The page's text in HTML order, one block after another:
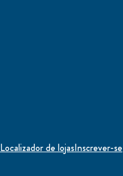
Localizador de lojasInscrever-se